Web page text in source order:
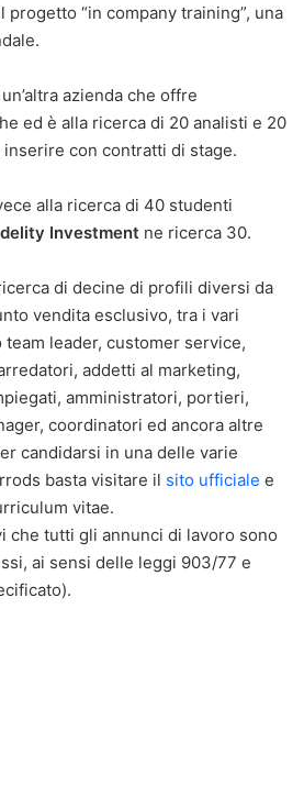
progetto “in company training”, una
azienda che offre
ed è alla ricerca di 20 analisti e 20
con contratti di stage.
alla ricerca di 40 studenti
Investment ne ricerca 30.
di decine di profili diversi da
vendita esclusivo, tra i vari
leader, customer service,
addetti al marketing,
amministratori, portieri,
coordinatori ed ancora altre
candidarsi in una delle varie
basta visitare il sito ufficiale e
vitae.
che tutti gli annunci di lavoro sono
ai sensi delle leggi 903/77 e